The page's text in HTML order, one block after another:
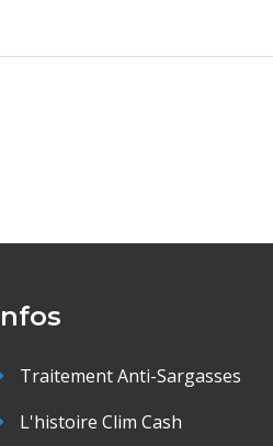
Traitement Anti-Sargasses
L'histoire Clim Cash